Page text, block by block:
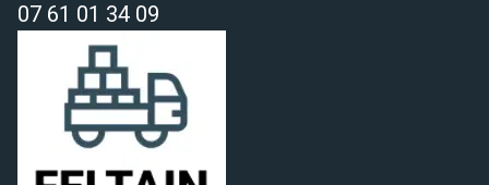
07 61 01 34 09